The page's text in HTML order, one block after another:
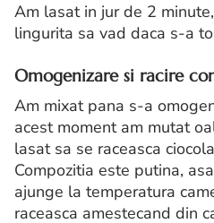
Am lasat in jur de 2
lingurita sa vad daca s-a
Omogenizare si racire
Am mixat pana s-a
acest moment am mutat
lasat sa se raceasca
Compozitia este putina,
ajunge la temperatura
raceasca amestecand din